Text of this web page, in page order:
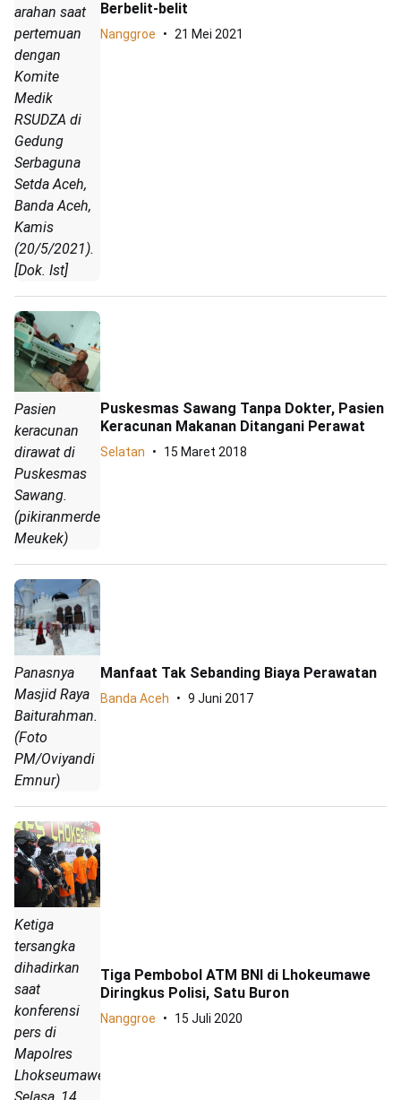
arahan saat
pertemuan
dengan
Komite
Medik
RSUDZA di
Gedung
Serbaguna
Setda Aceh,
Banda Aceh,
Kamis
(20/5/2021).
[Dok. Ist]
Berbelit-belit
Nanggroe 21 Mei 2021
Pasien
keracunan
dirawat di
Puskesmas
Sawang.
(pikiranmerdeka.co/Hendri
Meukek)
Puskesmas Sawang Tanpa Dokter, Pasien
Keracunan Makanan Ditangani Perawat
Selatan 15 Maret 2018
Panasnya
Masjid Raya
Baiturahman.
(Foto
PM/Oviyandi
Emnur)
Manfaat Tak Sebanding Biaya Perawatan
Banda Aceh 9 Juni 2017
Ketiga
tersangka
dihadirkan
saat
konferensi
pers di
Mapolres
Lhokseumawe,
Tiga Pembobol ATM BNI di Lhokeumawe
Diringkus Polisi, Satu Buron
Nanggroe 15 Juli 2020